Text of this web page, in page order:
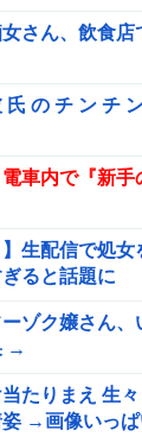
女さん、飲食
氏 の チ ン チ
電車内で『新
】生配信で処
ると話題に
ーゾク嬢さん、
→
たりまえ 生
姿 →画像いっ